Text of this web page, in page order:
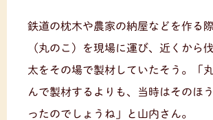
鉄道の枕木や農家の納屋などを作る
（丸のこ）を現場に運び、近くから
太をその場で製材していたそう。「
んで製材するよりも、当時はそのほ
ったのでしょうね」と山内さん。